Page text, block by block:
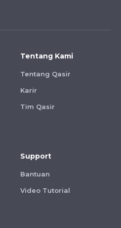
Tentang Kami
Tentang Qasir
Karir
Tim Qasir
Support
Bantuan
Video Tutorial